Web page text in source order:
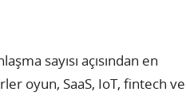
sayısı açısından en
oyun, SaaS, IoT, fintech ve